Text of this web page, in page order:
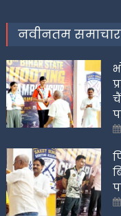
नवीनतम समाचार